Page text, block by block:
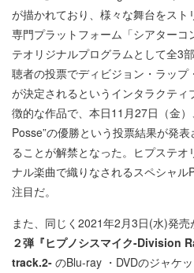
が描かれており、様々な舞台をスト
専門プラットフォーム「シアターコ
テオリジナルプログラムとして全3
聴者の投票でディビジョン・ラップ
が決定されるというインタラクテ
徴的な作品で、本日11月27日（金
Posse”の優勝という投票結果が発
ることが解禁となった。ヒプステ
ナル楽曲で織りなされるスペシャル
注目だ。
また、同じく2021年2月3日(水)発売
２弾『ヒプノシスマイク-Division
track.2- のBlu-ray ・DVDのジャケ